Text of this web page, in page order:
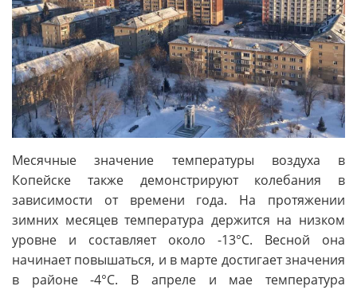
Месячные значение температуры воздуха в
Копейске также демонстрируют колебания в
зависимости от времени года. На протяжении
зимних месяцев температура держится на низком
уровне и составляет около -13°C. Весной она
начинает повышаться, и в марте достигает значения
в районе -4°C. В апреле и мае температура